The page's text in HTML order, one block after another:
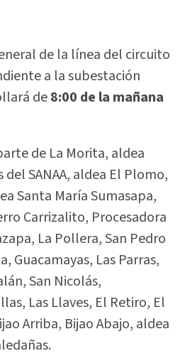
de la línea del circuito
a la subestación
de8:00 de la mañana
de La Morita, aldea
SANAA, aldea El Plomo,
Santa María Sumasapa,
Carrizalito, Procesadora
La Pollera, San Pedro
Guacamayas, Las Parras,
San Nicolás,
Las Llaves, El Retiro, El
Arriba, Bijao Abajo, aldea